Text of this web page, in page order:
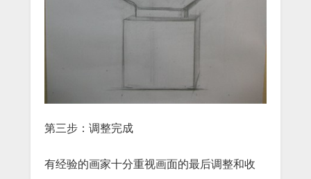
第三步：调整完成
有经验的画家十分重视画面的最后调整和收